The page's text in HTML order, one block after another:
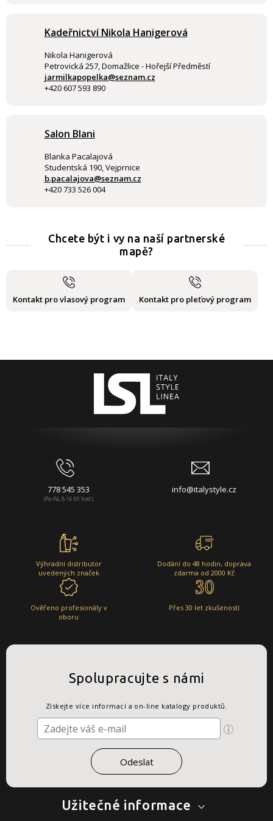
Kadeřnictví Nikola Hanigerová
Nikola Hanigerová
Petrovická 257, Domažlice - Hořejší Předměstí
jarmilkapopelka@seznam.cz
+420 607 593 890
Salon Blani
Blanka Pacalajová
Studentská 190, Vejprnice
b.pacalajova@seznam.cz
+420 733 526 004
Chcete být i vy na naší partnerské
mapě?
Kontakt pro vlasový program Kontakt pro pleťový program
778 545 353
(Po-Pá, 8-16:00 hod.)
info@italystyle.cz
Výhradní distributor
uvedených značek
Dodání do 48 hodin, doprava
zdarma od 2000 Kč
Ověřeno profesionály v
oboru
Přes 30 let zkušeností
Užitečné informace
Spolupracujte s námi
Získejte více informací a on-line katalogy produktů.